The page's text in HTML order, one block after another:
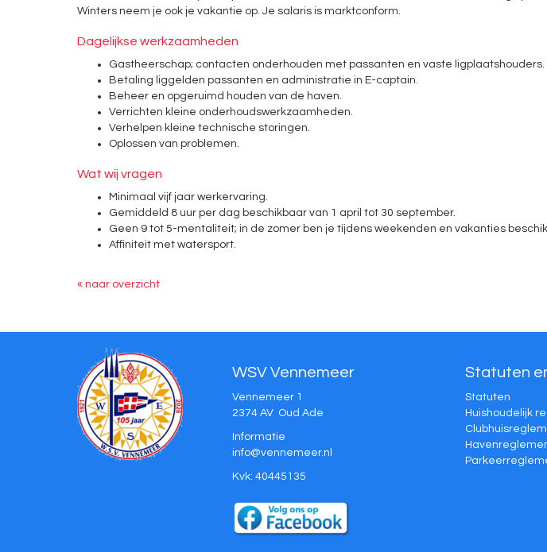
Winters neem je ook je vakantie op. Je salaris is marktconform.
Dagelijkse werkzaamheden
Gastheerschap; contacten onderhouden met passanten en vaste ligplaatshouders.
Betaling liggelden passanten en administratie in E-captain.
Beheer en opgeruimd houden van de haven.
Verrichten kleine onderhoudswerkzaamheden.
Verhelpen kleine technische storingen.
Oplossen van problemen.
Wat wij vragen
Minimaal vijf jaar werkervaring.
Gemiddeld 8 uur per dag beschikbaar van 1 april tot 30 september.
Geen 9 tot 5-mentaliteit; in de zomer ben je tijdens weekenden en vakanties
Affiniteit met watersport.
« naar overzicht
WSV Vennemeer
Vennemeer 1
2374 AV Oud Ade
Informatie
ofni@vennemeer.nl
Kvk: 40445135
Statuten
Statuten
Huishoudelijk